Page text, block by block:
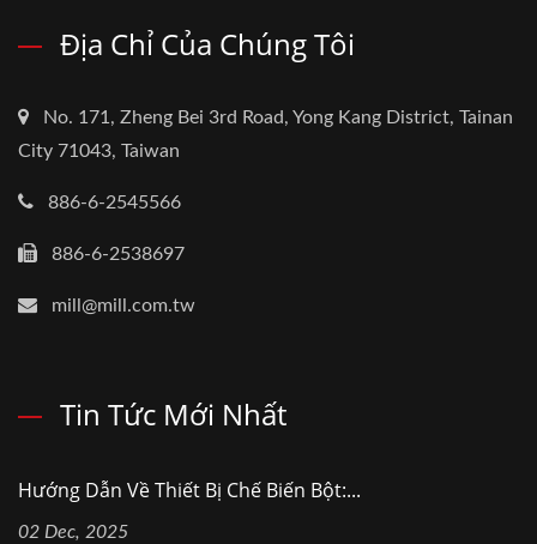
Địa Chỉ Của Chúng Tôi
No. 171, Zheng Bei 3rd Road, Yong Kang District, Tainan
City 71043, Taiwan
886-6-2545566
886-6-2538697
mill@mill.com.tw
Tin Tức Mới Nhất
Hướng Dẫn Về Thiết Bị Chế Biến Bột:...
02 Dec, 2025